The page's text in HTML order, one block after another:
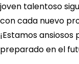
joven talentoso
con cada nuevo
¡Estamos
preparado en el